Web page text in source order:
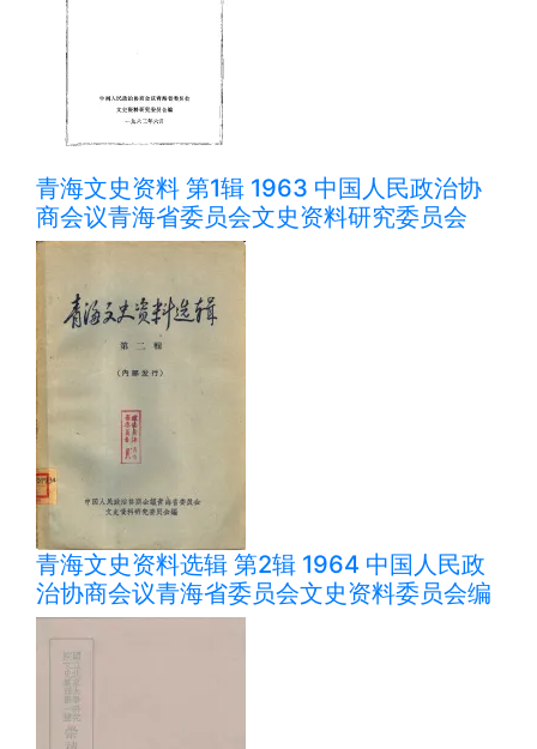
青海文史资料 第1辑 1963 中国人民政治协
商会议青海省委员会文史资料研究委员会
青海文史资料选辑 第2辑 1964 中国人民政
治协商会议青海省委员会文史资料委员会编